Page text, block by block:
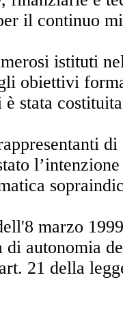
il continuo
istituti
obiettivi
stata
di
marzo
di autonomia
21 della